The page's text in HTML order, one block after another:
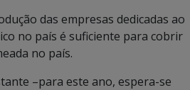
das empresas dedicadas ao
no país é suficiente para cobrir
no país.
–para este ano, espera-se